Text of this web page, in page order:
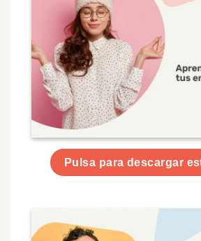
Pulsa para descargar